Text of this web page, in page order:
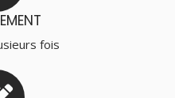
fois